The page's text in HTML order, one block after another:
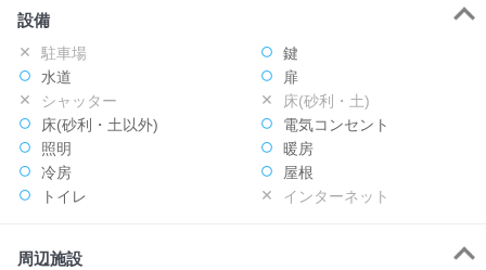
設備
駐車場
鍵
水道
扉
シャッター
床(砂利・土)
床(砂利・土以外)
電気コンセント
照明
暖房
冷房
屋根
トイレ
インターネット
周辺施設